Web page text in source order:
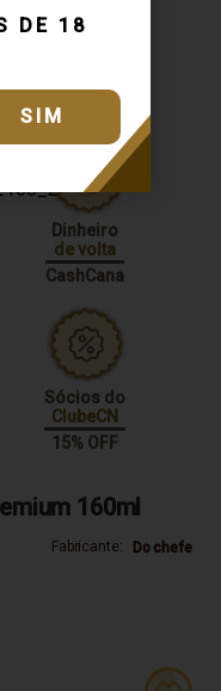
DE 18
SIM
Dinheiro
de volta
CashCana
Sócios do
ClubeCN
15% OFF
160ml
Fabricante:
Do chefe